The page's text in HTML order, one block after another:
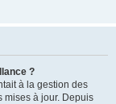
?
à la gestion des
mises à jour. Depuis